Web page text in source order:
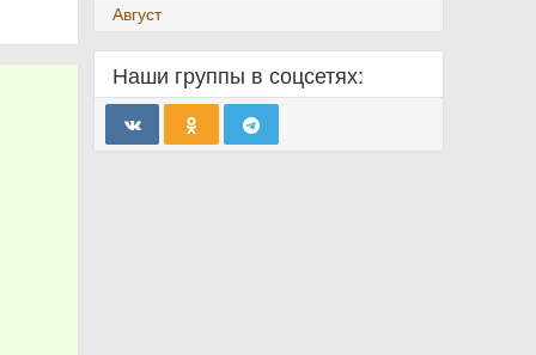
Август
Наши группы в соцсетях: